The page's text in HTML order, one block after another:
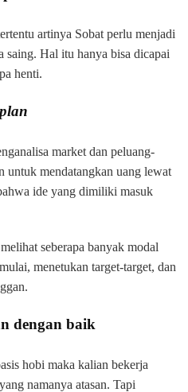
artinya Sobat perlu menjadi
Hal itu hanya bisa dicapai
henti.
market dan peluang-
untuk mendatangkan uang lewat
ide yang dimiliki masuk
seberapa banyak modal
menetukan target-target, dan
dengan baik
hobi maka kalian bekerja
namanya atasan. Tapi